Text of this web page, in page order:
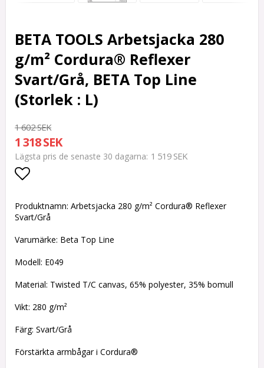
BETA TOOLS Arbetsjacka 280
g/m² Cordura® Reflexer
Svart/Grå, BETA Top Line
(Storlek : L)
1 602 SEK
1 318 SEK
Lägsta pris de senaste 30 dagarna 1 519 SEK
Lägg till i favoritlistan
Produktnamn: Arbetsjacka 280 g/m² Cordura® Reflexer
Svart/Grå
Varumärke: Beta Top Line
Modell: E049
Material: Twisted T/C canvas, 65% polyester, 35% bomull
Vikt: 280 g/m²
Färg: Svart/Grå
Förstärkta armbågar i Cordura®